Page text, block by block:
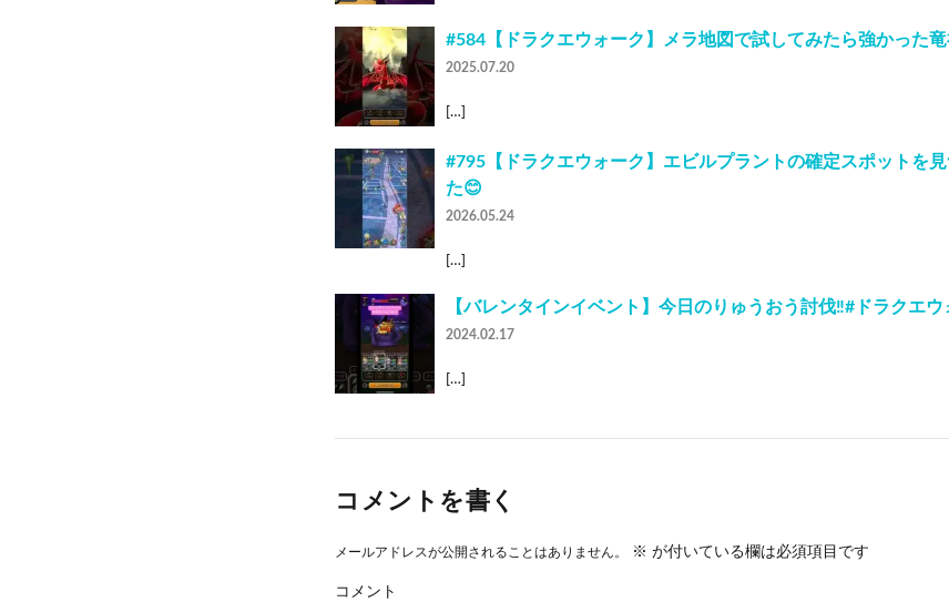
#584【ドラクエウォーク】メラ地図で試してみたら強かった
2025.07.20
[…]
#795【ドラクエウォーク】エビルプラントの確定スポットを
た😊
2026.05.24
[…]
【バレンタインイベント】今日のりゅうおう討伐‼️#ドラクエ
2024.02.17
[…]
コメントを書く
メールアドレスが公開されることはありません。 ※ が付いている欄は必須項目です
コメント